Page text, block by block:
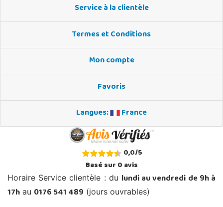
Service à la clientèle
Termes et Conditions
Mon compte
Favoris
Langues:
France
0,0/5
Basé sur0avis
Horaire Service clientèle : du lundi au vendredi de 9h à
17h au 0176 541 489 (jours ouvrables)